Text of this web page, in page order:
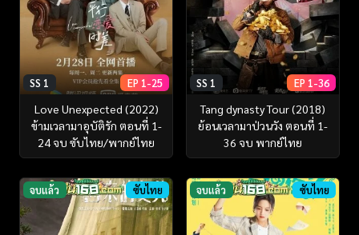
SS 1 EP 1-25
Love Unexpected (2022)
ข้ามเวลามาอุบัติรัก ตอนที่ 1-
24 จบ ซับไทย/พากย์ไทย
SS 1 EP 1-36
Tang dynasty Tour (2018)
ย้อนเวลามาป่วนวัง ตอนที่ 1-
36 จบ พากย์ไทย
จบแล้ว ซับไทย จบแล้ว ซับไทย